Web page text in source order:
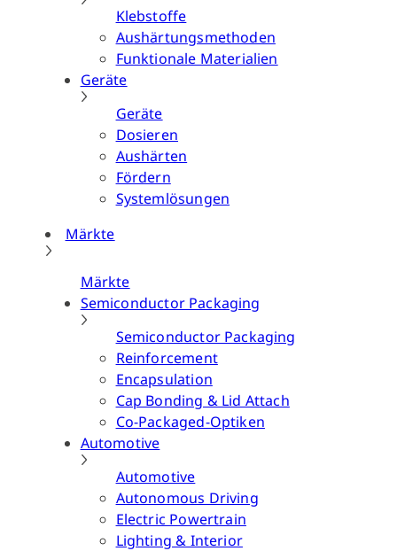
Klebstoffe
Aushärtungsmethoden
Funktionale Materialien
Geräte
Geräte
Dosieren
Aushärten
Fördern
Systemlösungen
Märkte
Märkte
Semiconductor Packaging
Semiconductor Packaging
Reinforcement
Encapsulation
Cap Bonding & Lid Attach
Co-Packaged-Optiken
Automotive
Automotive
Autonomous Driving
Electric Powertrain
Lighting & Interior